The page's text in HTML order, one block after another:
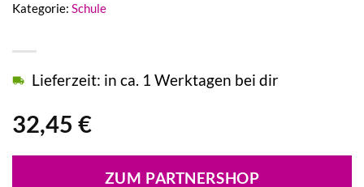
32,45 €
Lieferzeit: in ca. 1 Werktagen bei dir
ZUM PARTNERSHOP
Kategorie: Schule